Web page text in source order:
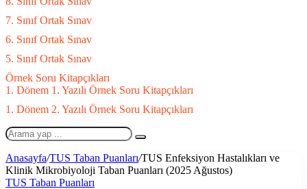
7. Sınıf Ortak Sınav
6. Sınıf Ortak Sınav
5. Sınıf Ortak Sınav
Örnek Soru Kitapçıkları
1. Dönem 1. Yazılı Örnek Soru Kitapçıkları
1. Dönem 2. Yazılı Örnek Soru Kitapçıkları
Arama
yap
...
Anasayfa/TUS Taban Puanları/TUS Enfeksiyon Hastalıkları ve
Klinik Mikrobiyoloji Taban Puanları (2025 Ağustos)
TUS Taban Puanları